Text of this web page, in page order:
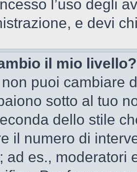
l’uso degli
e devi
il mio livello?
puoi cambiare
sotto al tuo
dello stile
il numero di
ad es., moderatori